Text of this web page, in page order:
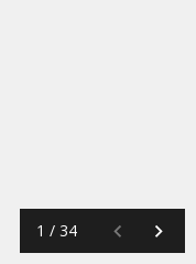
1 / 34